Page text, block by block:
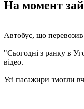
На момент
Автобус, що перевозив
"Сьогодні з ранку в
відео.
Усі пасажири змогли